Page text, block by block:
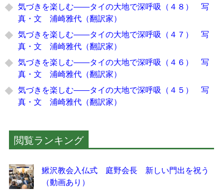
気づきを楽しむ――タイの大地で深呼吸（４８） 写
真・文 浦崎雅代（翻訳家）
気づきを楽しむ――タイの大地で深呼吸（４７） 写
真・文 浦崎雅代（翻訳家）
気づきを楽しむ――タイの大地で深呼吸（４６） 写
真・文 浦崎雅代（翻訳家）
気づきを楽しむ――タイの大地で深呼吸（４５） 写
真・文 浦崎雅代（翻訳家）
閲覧ランキング
鰍沢教会入仏式 庭野会長 新しい門出を祝う
（動画あり）